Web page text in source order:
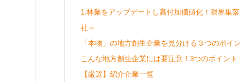
1.林業をアップデートし高付加価値化！限界集
社～
「本物」の地方創生企業を見分ける３つのポイ
こんな地方創生企業には要注意！3つのポイント
【厳選】紹介企業一覧